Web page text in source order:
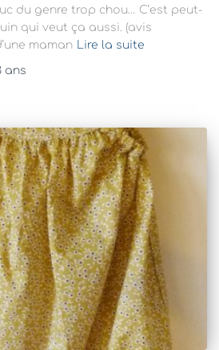
du genre trop chou… C’est peut-
qui veut ça aussi. (avis
maman
Lire la suite
ans